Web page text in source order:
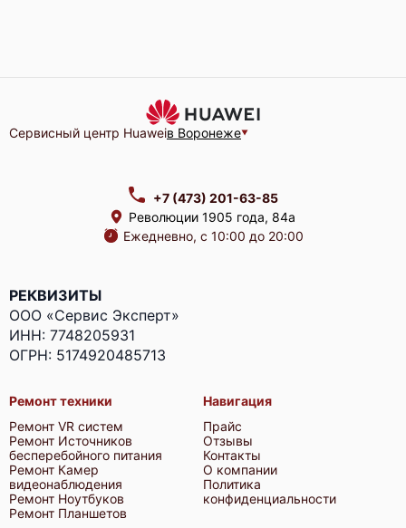
Сервисный центр Huaweiв Воронеже
+7 (473) 201-63-85
Революции 1905 года, 84а
Ежедневно, с 10:00 до 20:00
РЕКВИЗИТЫ
ООО «Сервис Эксперт»
ИНН: 7748205931
ОГРН: 5174920485713
Ремонт техники
Ремонт VR систем
Ремонт Источников
бесперебойного питания
Ремонт Камер
видеонаблюдения
Ремонт Ноутбуков
Ремонт Планшетов
Навигация
Прайс
Отзывы
Контакты
О компании
Политика
конфиденциальности